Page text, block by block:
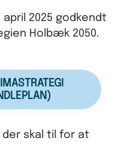
2025 godkendt
Holbæk 2050.
der skal til for at